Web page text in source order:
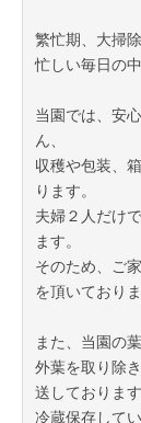
繁忙期、大掃
忙しい毎日の
当園では、安
ん、
収穫や包装、
ります。
夫婦２人だけ
ます。
そのため、ご
を頂いておりま
また、当園の
外葉を取り除
送しております
冷蔵保存して